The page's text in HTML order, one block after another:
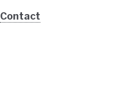
Contact